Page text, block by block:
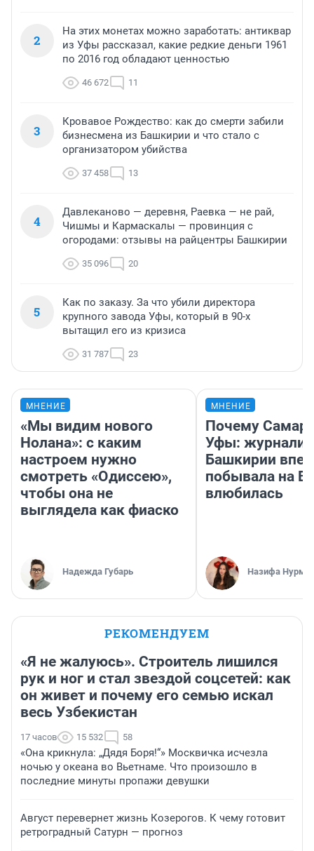
2
На этих монетах можно заработать: антиквар
из Уфы рассказал, какие редкие деньги 1961
по 2016 год обладают ценностью
46 672 11
3
Кровавое Рождество: как до смерти забили
бизнесмена из Башкирии и что стало с
организатором убийства
37 458 13
4
Давлеканово — деревня, Раевка — не рай,
Чишмы и Кармаскалы — провинция с
огородами: отзывы на райцентры Башкирии
35 096 20
5
Как по заказу. За что убили директора
крупного завода Уфы, который в 90-х
вытащил его из кризиса
31 787 23
МНЕНИЕ
«Мы видим нового
Нолана»: с каким
настроем нужно
смотреть «Одиссею»,
чтобы она не
выглядела как фиаско
Надежда Губарь
МНЕНИЕ
Почему
Уфы:
Башкирии
побывала на
влюбилась
Назифа
РЕКОМЕНДУЕМ
«Я не жалуюсь». Строитель лишился
рук и ног и стал звездой соцсетей: как
он живет и почему его семью искал
весь Узбекистан
17 часов 15 532 58
«Она крикнула: „Дядя Боря!“» Москвичка исчезла
ночью у океана во Вьетнаме. Что произошло в
последние минуты пропажи девушки
Август перевернет жизнь Козерогов. К чему готовит
ретроградный Сатурн — прогноз